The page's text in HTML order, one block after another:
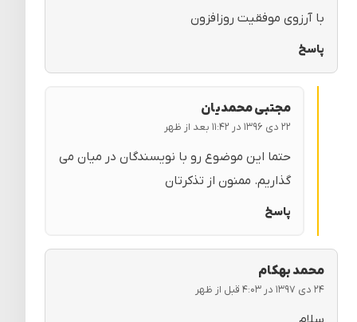
با آرزوی موفقیت روزافزون
پاسخ
مجتبی محمدیان
۲۲ دی ۱۳۹۶ در ۱۱:۴۲ بعد از ظهر
حتما این موضوع رو با نویسندگان در میان می
گذاریم. ممنون از تذکرتان
پاسخ
محمد بهکام
۲۴ دی ۱۳۹۷ در ۴:۰۳ قبل از ظهر